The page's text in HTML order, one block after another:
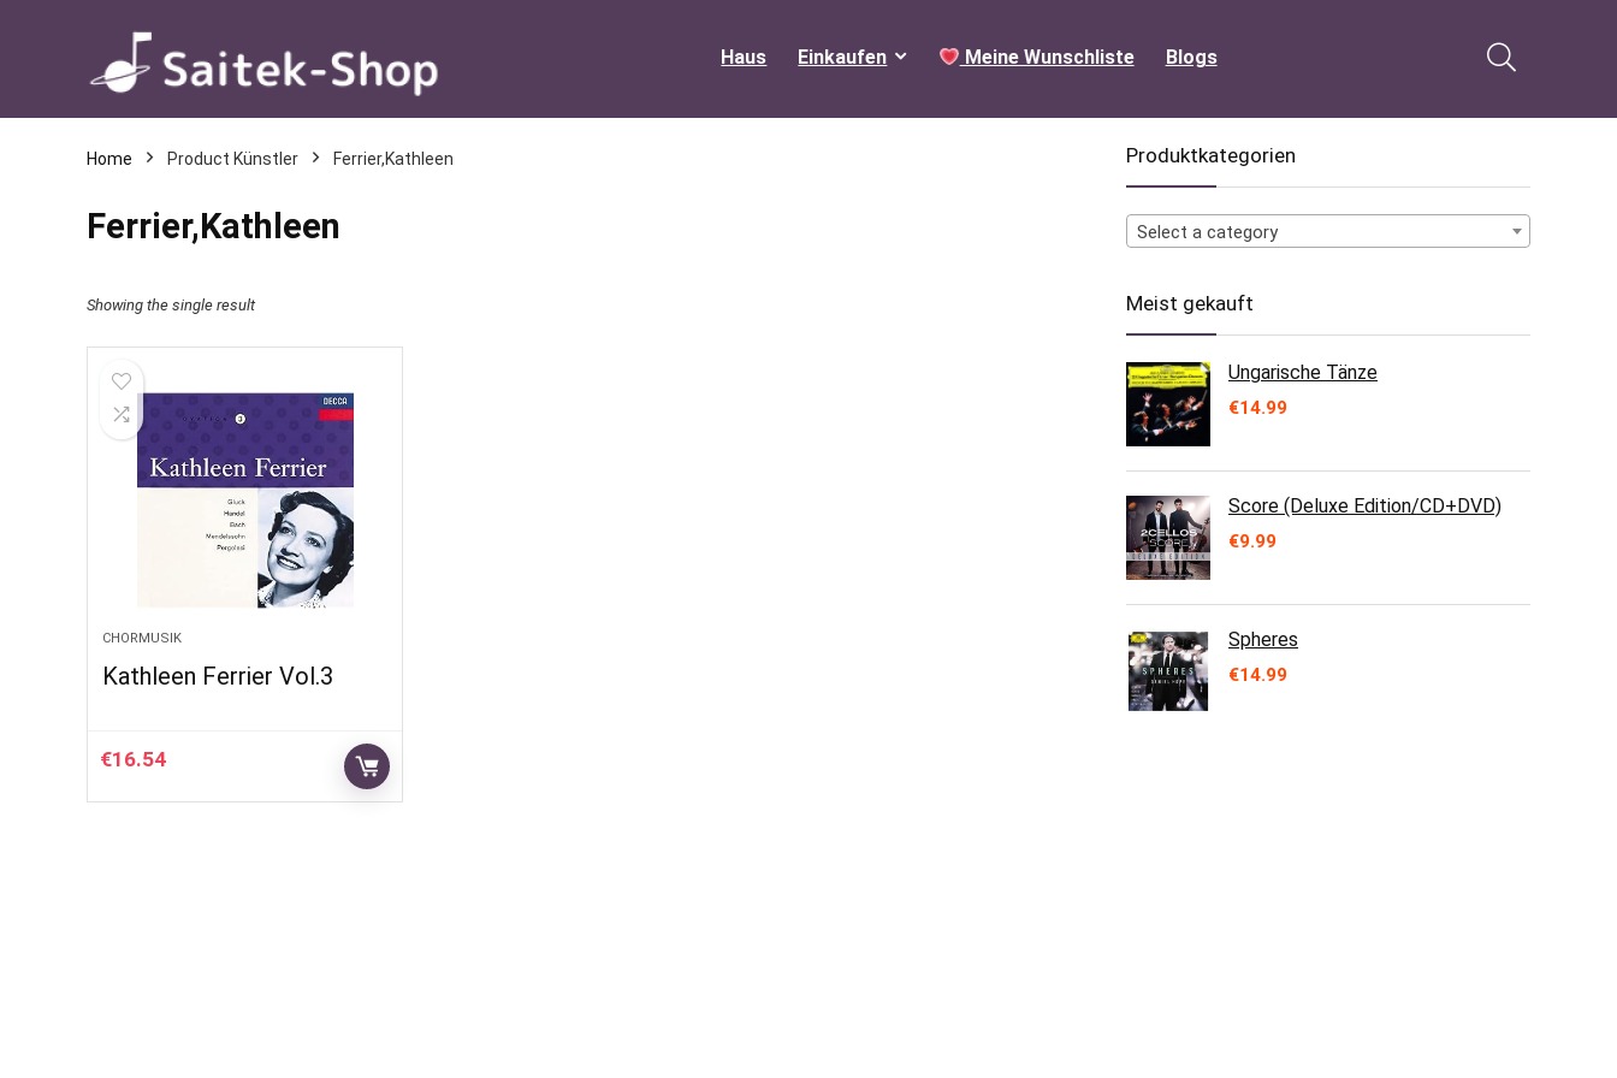
Haus Einkaufen Meine Wunschliste Blogs
Home Product Künstler Ferrier,Kathleen
Ferrier,Kathleen
Showing the single result
CHORMUSIK
Kathleen Ferrier Vol.3
€16.54
Produktkategorien
Select a category
Meist gekauft
Ungarische Tänze
€14.99
Score (Deluxe Edition/CD+DVD)
€9.99
Spheres
€14.99